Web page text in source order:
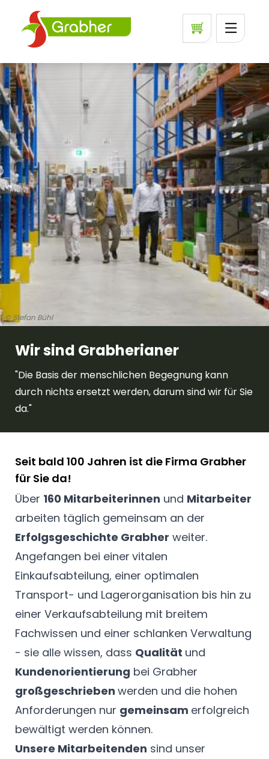
© Stefan Bühl
Wir sind Grabherianer
"Die Basis der menschlichen Begegnung kann
durch nichts ersetzt werden, darum sind wir für Sie
da."
Seit bald 100 Jahren ist die Firma Grabher
für Sie da!
Über 160 Mitarbeiterinnen und Mitarbeiter
arbeiten täglich gemeinsam an der
Erfolgsgeschichte Grabher weiter.
Angefangen bei einer vitalen
Einkaufsabteilung, einer optimalen
Transport- und Lagerorganisation bis hin zu
einer Verkaufsabteilung mit breitem
Fachwissen und einer schlanken Verwaltung
- sie alle wissen, dass Qualität und
Kundenorientierung bei Grabher
großgeschrieben werden und die hohen
Anforderungen nur gemeinsam erfolgreich
bewältigt werden können.
Unsere Mitarbeitenden sind unser